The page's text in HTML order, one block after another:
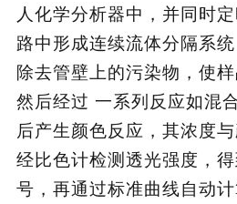
人化学分析器中，并同时
路中形成连续流体分隔系
除去管壁上的污染物，使
然后经过 一系列反应如混
后产生颜色反应，其浓度
经比色计检测透光强度，
号，再通过标准曲线自动